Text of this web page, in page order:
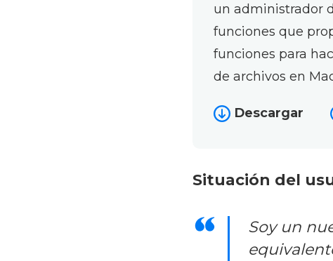
un administrador
funciones que
funciones para
de archivos en
Descargar
Situación del
Soy un